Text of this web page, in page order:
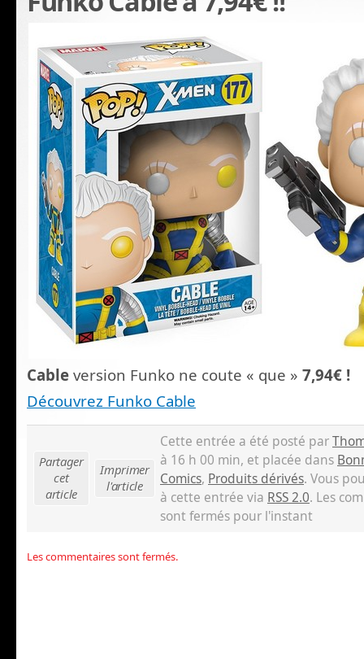
Cable version Funko ne coute « que » 7,94€ !
Découvrez Funko Cable
Partager
cet
article
Imprimer
l'article
Cette entrée a été posté par
à 16 h 00 min, et placée dans
Comics, Produits dérivés. Vous
à cette entrée via RSS 2.0. Les
sont fermés pour l'instant
Les commentaires sont fermés.